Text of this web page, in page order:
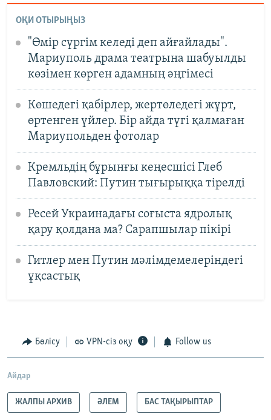
ОҚИ ОТЫРЫҢЫЗ
"Өмір сүргім келеді деп айғайлады".
Мариуполь драма театрына шабуылды
көзімен көрген адамның әңгімесі
Көшедегі қабірлер, жертөледегі жұрт,
өртенген үйлер. Бір айда түгі қалмаған
Мариупольден фотолар
Кремльдің бұрынғы кеңесшісі Глеб
Павловский: Путин тығырыққа тірелді
Ресей Украинадағы соғыста ядролық
қару қолдана ма? Сарапшылар пікірі
Гитлер мен Путин мәлімдемелеріндегі
ұқсастық
Бөлісу VPN-сіз оқу Follow us
Айдар
ЖАЛПЫ АРХИВ ӘЛЕМ БАС ТАҚЫРЫПТАР